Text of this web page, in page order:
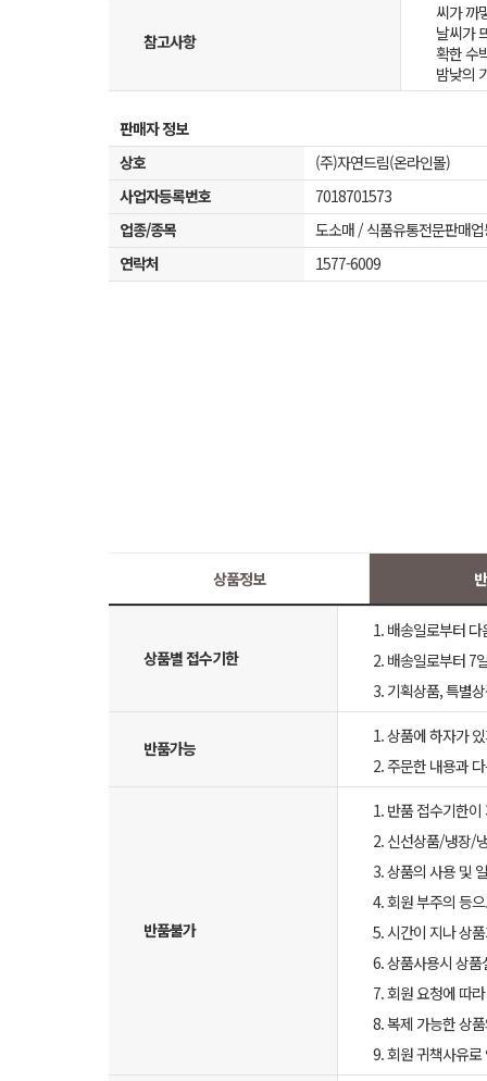
참고사항
씨가 까
날씨가
확한 수
밤낮의
판매자 정보
상호
(주)자연드림(온라인몰)
사업자등록번호
7018701573
업종/종목
도소매 / 식품유통전문판매
연락처
1577-6009
상품정보
상품별 접수기한
1. 배송일로부터
2. 배송일로부터 7
3. 기획상품, 특별
반품가능
1. 상품에 하자가
2. 주문한 내용과
반품불가
1. 반품 접수기한이
2. 신선상품/냉장/
3. 상품의 사용 및
4. 회원 부주의 등
5. 시간이 지나 상
6. 상품사용시 상
7. 회원 요청에 따
8. 복제 가능한 상
9. 회원 귀책사유